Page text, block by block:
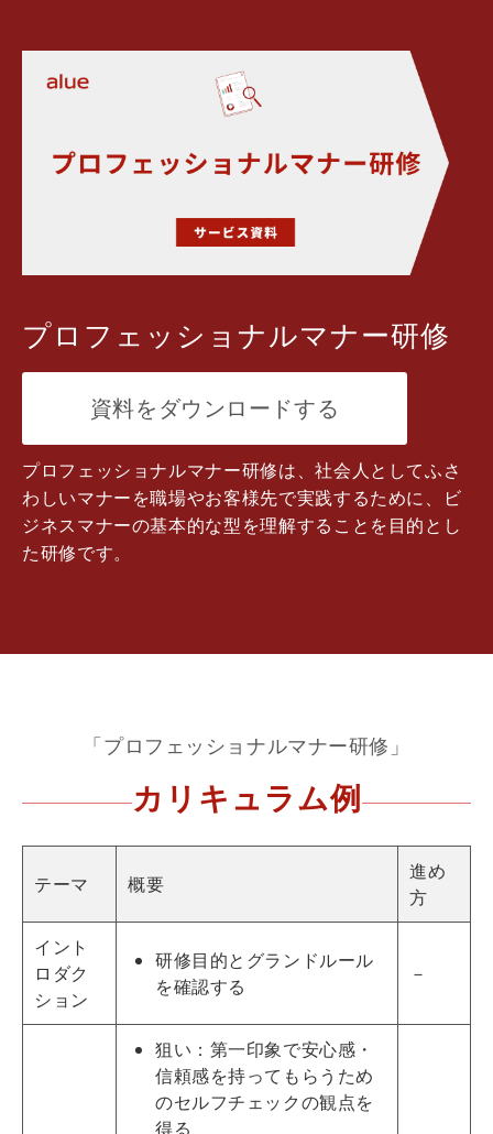
プロフェッショナルマナー研修
資料をダウンロードする
プロフェッショナルマナー研修は、社会人としてふさ
わしいマナーを職場やお客様先で実践するために、ビ
ジネスマナーの基本的な型を理解することを目的とし
た研修です。
「プロフェッショナルマナー研修」
カリキュラム例
テーマ 概要
進め
方
イント
ロダク
ション
研修目的とグランドルール
を確認する
－
狙い：第一印象で安心感・
信頼感を持ってもらうため
のセルフチェックの観点を
得る